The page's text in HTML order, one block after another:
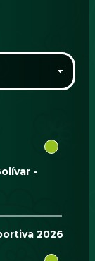
-
2026